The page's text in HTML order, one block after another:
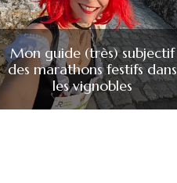
Mon guide (très) subjectif
des marathons festifs dans
les vignobles